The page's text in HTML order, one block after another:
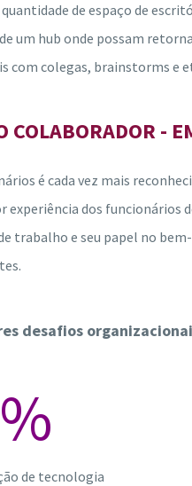
de espaço de
um hub onde possam
com colegas, brainstorms e
COLABORADOR -
é cada vez mais
experiência dos funcionários
trabalho e seu papel no
desafios
%
de tecnologia